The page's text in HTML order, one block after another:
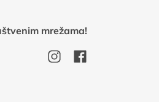
mrežama!